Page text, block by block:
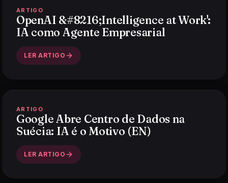
ARTIGO
OpenAI &#8216;Intelligence at Work':
IA como Agente Empresarial
LER ARTIGO
ARTIGO
Google Abre Centro de Dados na
Suécia: IA é o Motivo (EN)
LER ARTIGO